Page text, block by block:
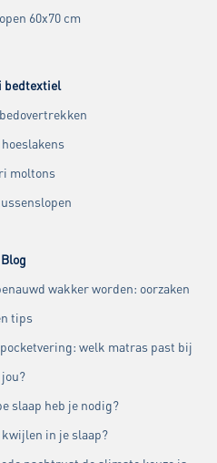
60x70 cm
bedtextiel
moltons
Blog
wakker worden: oorzaken
tips
welk matras past bij
jou?
slaap heb je nodig?
in je slaap?